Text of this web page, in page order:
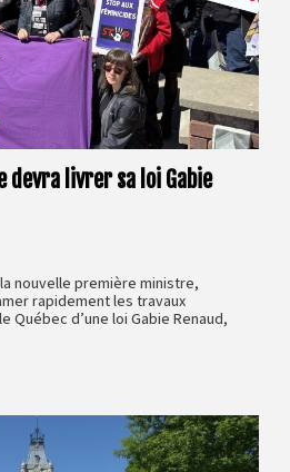
devra livrer sa loi Gabie
nouvelle première ministre,
rapidement les travaux
Québec d’une loi Gabie Renaud,